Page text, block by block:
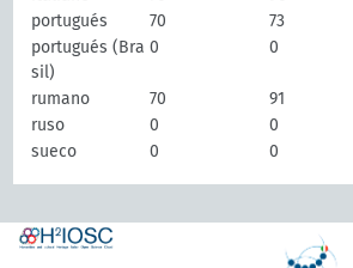
portugués
70 73
portugués (Bra
sil)
0 0
rumano 70 91
ruso
0 0
sueco
0 0